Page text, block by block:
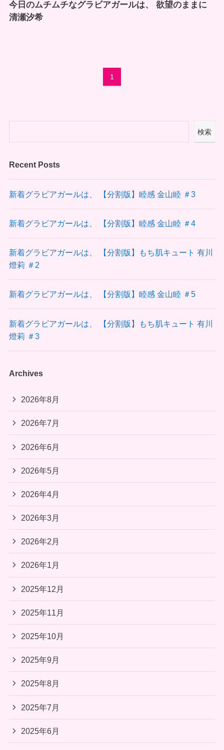
今日のムチムチなグラビアガールは、 欲望のままに
清瀬汐希
1
検索
Recent Posts
新着グラビアガールは、 【分割版】睦感 金山睦 ＃3
新着グラビアガールは、 【分割版】睦感 金山睦 ＃4
新着グラビアガールは、 【分割版】もち肌キュート 有川
燈莉 ＃2
新着グラビアガールは、 【分割版】睦感 金山睦 ＃5
新着グラビアガールは、 【分割版】もち肌キュート 有川
燈莉 ＃3
Archives
2026年8月
2026年7月
2026年6月
2026年5月
2026年4月
2026年3月
2026年2月
2026年1月
2025年12月
2025年11月
2025年10月
2025年9月
2025年8月
2025年7月
2025年6月